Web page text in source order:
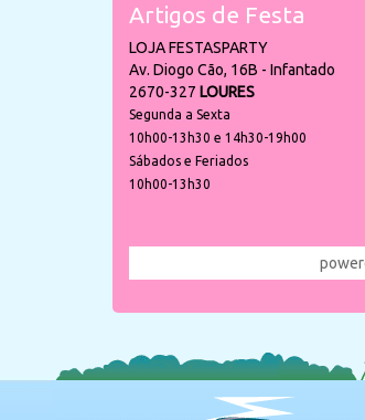
Artigos de Festa
LOJA FESTASPARTY
Av. Diogo Cão, 16B - Infantado
2670-327 LOURES
Segunda a Sexta
10h00-13h30 e 14h30-19h00
Sábados e Feriados
10h00-13h30